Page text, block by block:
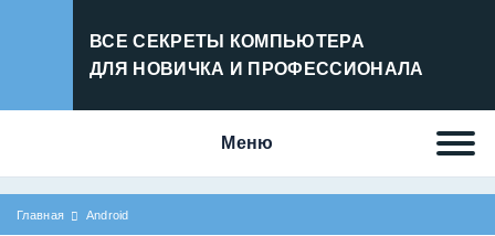
ВСЕ СЕКРЕТЫ КОМПЬЮТЕРА
ДЛЯ НОВИЧКА И ПРОФЕССИОНАЛА
Меню
Главная Android